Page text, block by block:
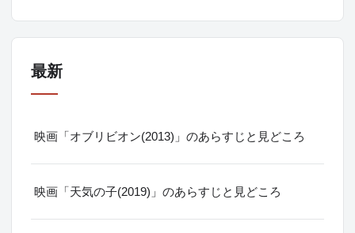
最新
映画「オブリビオン(2013)」のあらすじと見どころ
映画「天気の子(2019)」のあらすじと見どころ